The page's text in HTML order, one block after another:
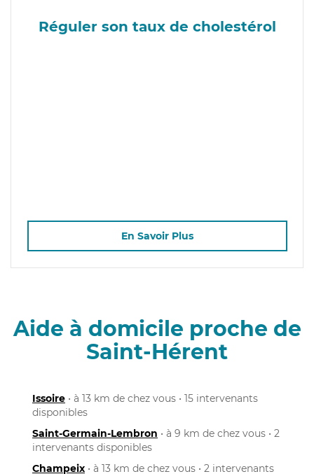
Réguler son taux de cholestérol
En Savoir Plus
Aide à domicile proche de
Saint-Hérent
Issoire • à 13 km de chez vous • 15 intervenants
disponibles
Saint-Germain-Lembron • à 9 km de chez vous • 2
intervenants disponibles
Champeix • à 13 km de chez vous • 2 intervenants